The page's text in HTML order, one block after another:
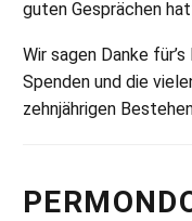
guten Gesprächen
Wir sagen Danke
Spenden und die
zehnjährigen